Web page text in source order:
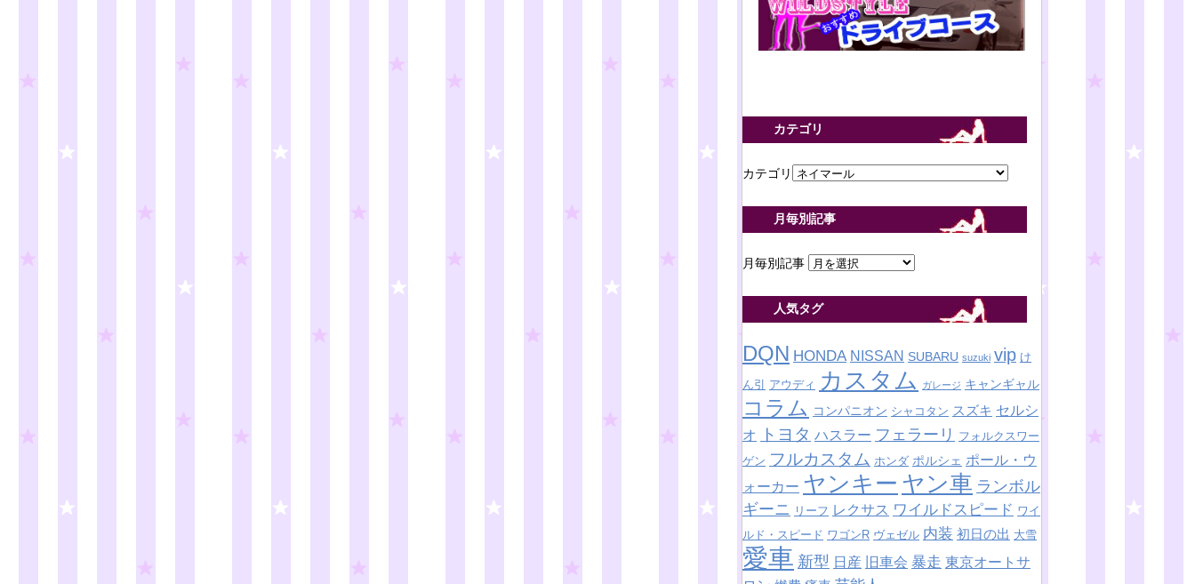
カテゴリ
カテゴリ
月毎別記事
月毎別記事
人気タグ
DQN HONDA NISSAN SUBARU suzuki vip け
ん引 アウディ カスタム ガレージ キャンギャル
コラム コンパニオン シャコタン スズキ セルシ
オ
トヨタ ハスラー フェラーリ
フォルクスワー
ゲン フルカスタム ホンダ ポルシェ ポール・ウ
ォーカー ヤンキー ヤン車 ランボル
ギーニ
リーフ レクサス ワイルドスピード ワイ
ルド・スピード ワゴンR ヴェゼル 内装 初日の出 大雪
愛車 新型 日産 旧車会 暴走 東京オートサ